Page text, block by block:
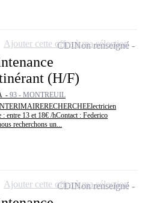
(H/F)
- 93 - MONTREUIL
entre 13 et 18€ /hContact : Federico
recherchons un...
CDINon renseigné
Ajouter cette offre à ma sélection
CDINon renseigné
Ajouter cette offre à ma sélection